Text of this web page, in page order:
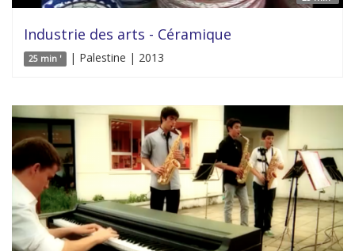
Industrie des arts - Céramique
25 min ' | Palestine | 2013